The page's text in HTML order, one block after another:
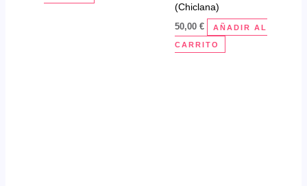
(Chiclana)
50,00 € AÑADIR AL
CARRITO